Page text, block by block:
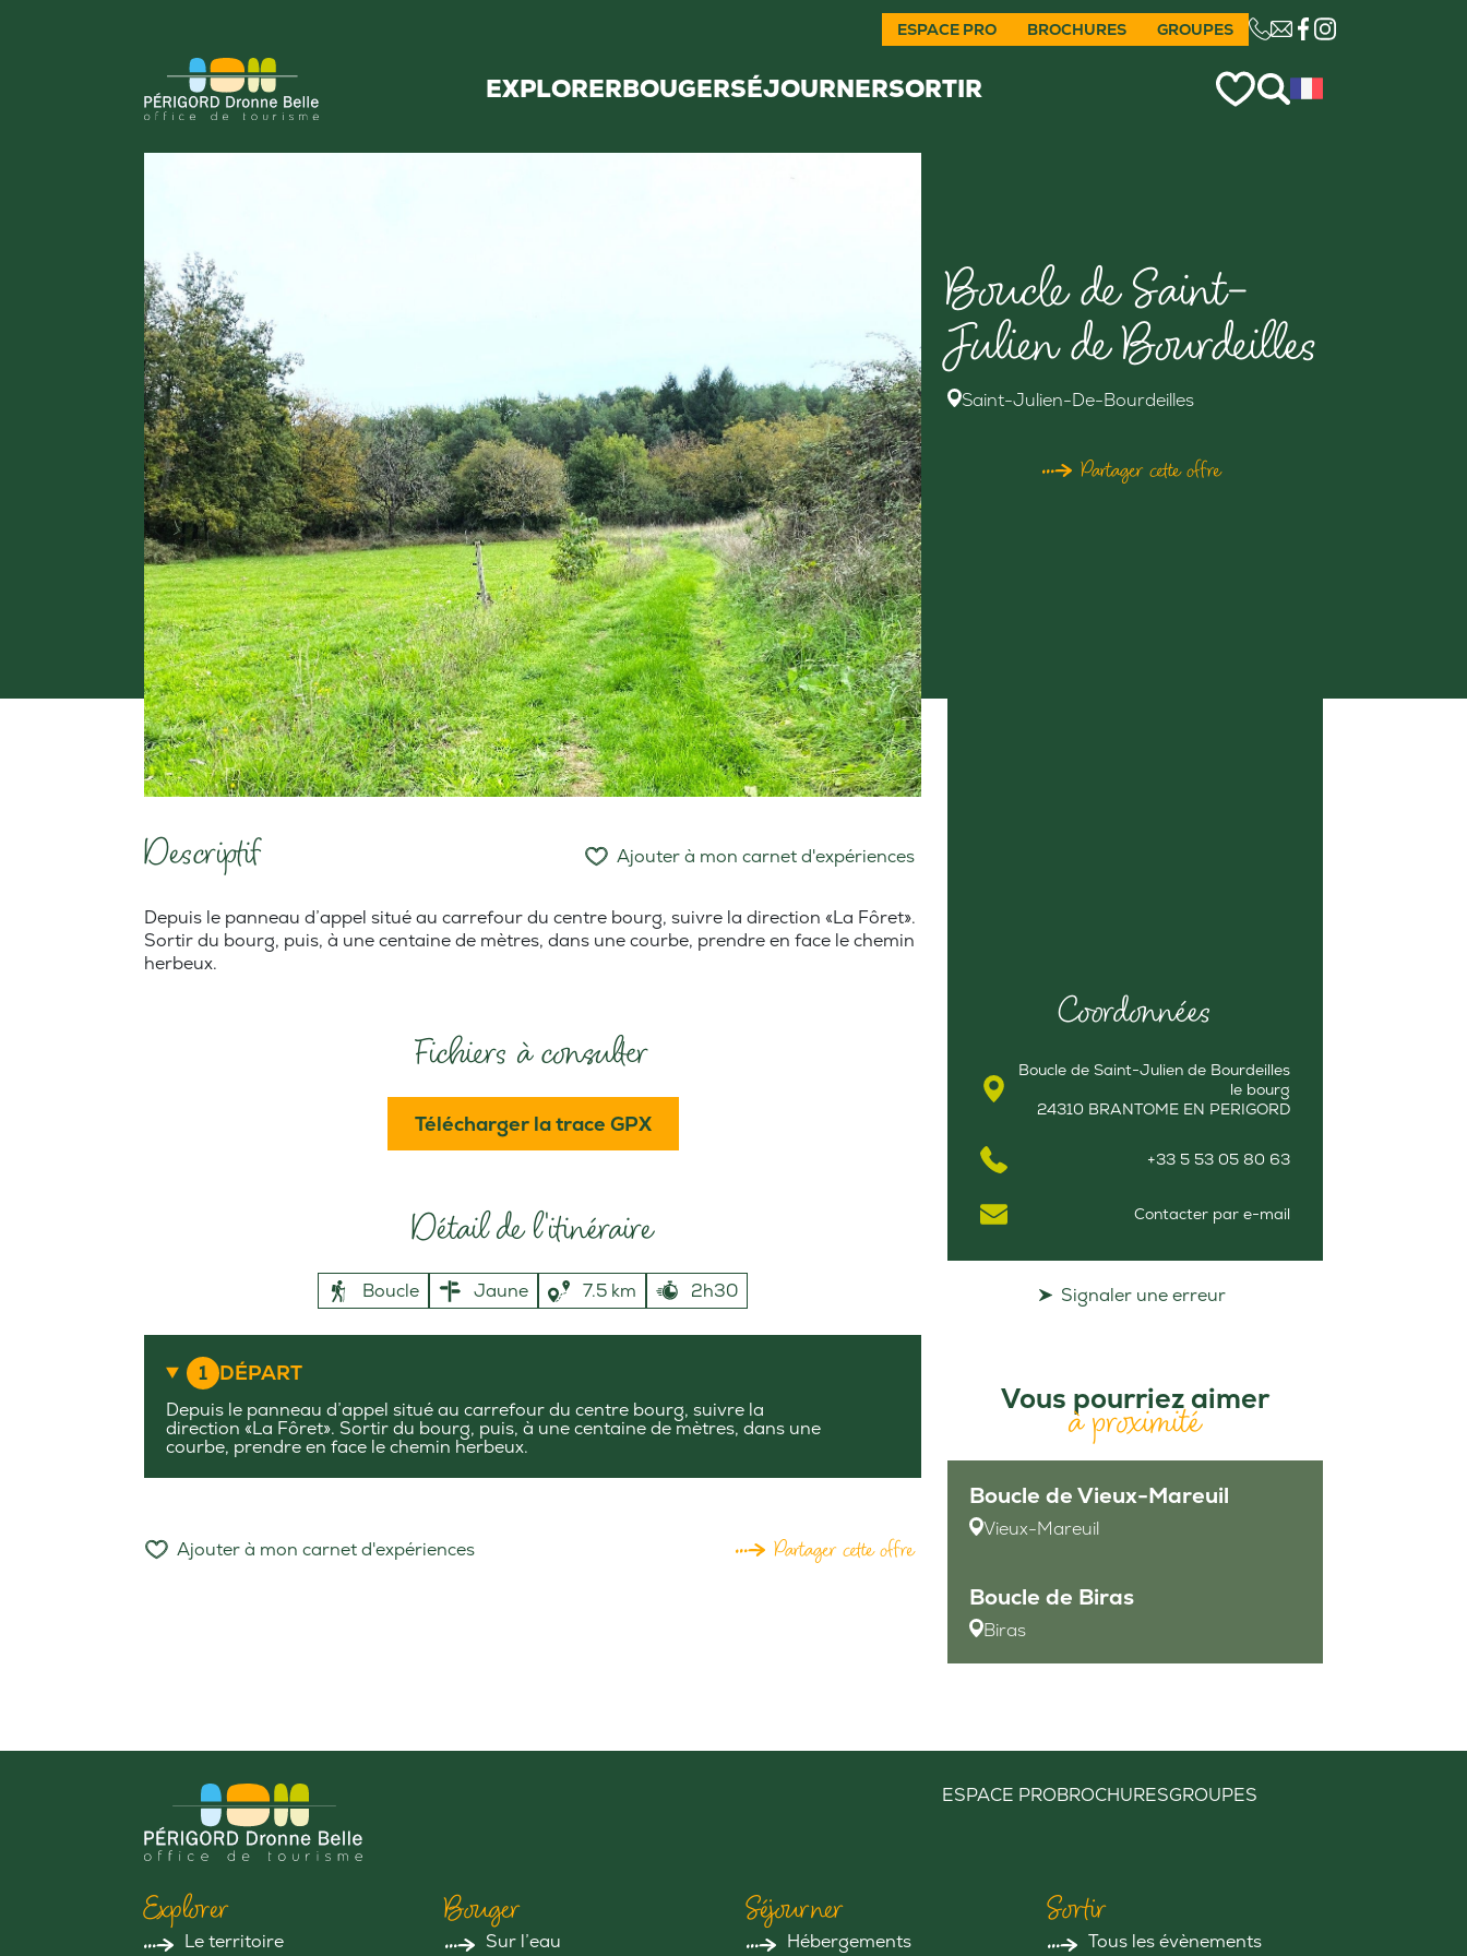
ESPACE PRO BROCHURES GROUPES CE LIEN OUVRIRA
EXPLORERBOUGERSÉJOURNERSORTIR
Boucle de Saint-
Julien de Bourdeilles
Saint-Julien-De-Bourdeilles
Partager cette offre
Descriptif Ajouter à mon carnet d'expériences
Depuis le panneau d’appel situé au carrefour du centre bourg, suivre la direction «La Fôret».
Sortir du bourg, puis, à une centaine de mètres, dans une courbe, prendre en face le chemin
herbeux.
Fichiers à consulter
Télécharger la trace GPX
Détail de l'itinéraire
Boucle Jaune 7.5 km 2h30
1 DÉPART
Depuis le panneau d’appel situé au carrefour du centre bourg, suivre la
direction «La Fôret». Sortir du bourg, puis, à une centaine de mètres, dans une
courbe, prendre en face le chemin herbeux.
Ajouter à mon carnet d'expériences Partager cette offre
Coordonnées
Boucle de Saint-Julien de Bourdeilles
le bourg
24310 BRANTOME EN PERIGORD
+33 5 53 05 80 63
Contacter par e-mail
Signaler une erreur
Vous pourriez aimer
à proximité
Boucle de Vieux-Mareuil
Vieux-Mareuil
Boucle de Biras
Biras
ESPACE PROBROCHURESGROUPES
Explorer
Le territoire
Bouger
Sur l’eau
Séjourner
Hébergements
Sortir
Tous les évènements